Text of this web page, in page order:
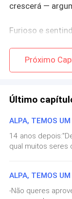
crescerá —
Furioso e
espécie, não
Cheia de raiva e
passos para
escurecido,
energia escura
estivesse sendo
Próximo
Último
14 anos
qual muitos seres
assassinar as
espécies; podiam
ALPA, TEMOS
-Não queres